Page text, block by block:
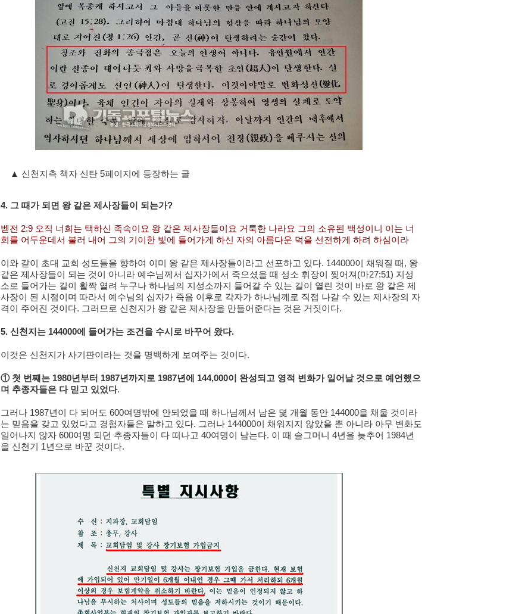
▲ 신천지측 책자 신탄 5페이지에 등장하는 글
4. 그 때가 되면 왕 같은 제사장들이 되는가?
벧전 2:9 오직 너희는 택하신 족속이요 왕 같은 제사장들이요 거룩한 나라요 그의 소유된 백성이니 이는 너
희를 어두운데서 불러 내어 그의 기이한 빛에 들어가게 하신 자의 아름다운 덕을 선전하게 하려 하심이라
이와 같이 초대 교회 성도들을 향하여 이미 왕 같은 제사장들이라고 선포하고 있다. 144000이 채워질 때, 왕
같은 제사장들이 되는 것이 아니라 예수님께서 십자가에서 죽으셨을 때 성소 휘장이 찢어져(마27:51) 지성
소로 들어가는 길이 활짝 열려 누구나 하나님의 지성소까지 들어갈 수 있는 길이 열린 것이 바로 왕 같은 제
사장이 된 시점이며 따라서 예수님의 십자가 죽음 이후로 각자가 하나님께로 직접 나갈 수 있는 제사장의 자
격이 주어진 것이다. 그러므로 신천지가 왕 같은 제사장을 만들어준다는 것은 거짓이다.
5. 신천지는 144000에 들어가는 조건을 수시로 바꾸어 왔다.
이 것은 신천지가 사기판이라는 것을 명백하게 보여주는 것이다.
① 첫 번째는 1980년부터 1987년까지로 1987년에 144,000이 완성되고 영적 변화가 일어날 것으로 예언했으
며 추종자들은 다 믿고 있었다.
그러나 1987년이 다 되어도 600여명밖에 안되었을 때 하나님께서 남은 몇 개월 동안 144000을 채울 것이라
는 믿음을 갖고 있었다고 경험자들은 말하고 있다. 그러나 144000이 채워지지 않았을 뿐 아니라 아무 변화도
일어나지 않자 600여명 되던 추종자들이 다 떠나고 40여명이 남는다. 이 때 슬그머니 4년을 늦추어 1984년
을 신천기 1년으로 바꾼 것이다.